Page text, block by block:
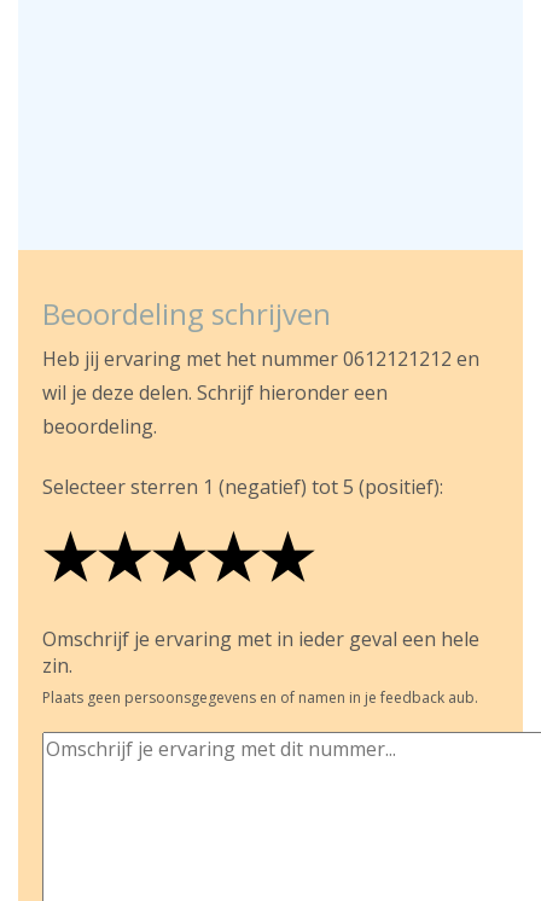
Beoordeling schrijven
Heb jij ervaring met het nummer 0612121212 en
wil je deze delen. Schrijf hieronder een
beoordeling.
Selecteer sterren 1 (negatief) tot 5 (positief):
★
★★
★★★
★★★★
★★★★★
Omschrijf je ervaring met in ieder geval een hele
zin.
Plaats geen persoonsgegevens en of namen in je feedback aub.